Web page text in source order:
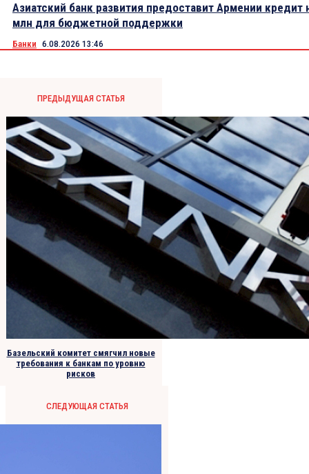
Азиатский банк развития предоставит Армении кредит
млн для бюджетной поддержки
Банки 6.08.2026 13:46
ПРЕДЫДУЩАЯ СТАТЬЯ
Базельский комитет смягчил новые
требования к банкам по уровню
рисков
СЛЕДУЮЩАЯ СТАТЬЯ